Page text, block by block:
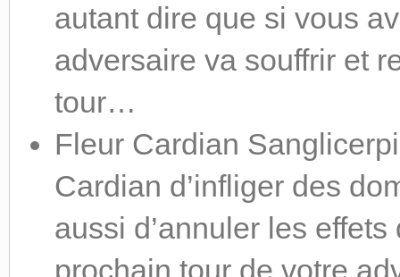
autant dire que si vous
adversaire va souffrir et
tour…
Fleur Cardian
Cardian d’infliger des
aussi d’annuler les
prochain tour de votre